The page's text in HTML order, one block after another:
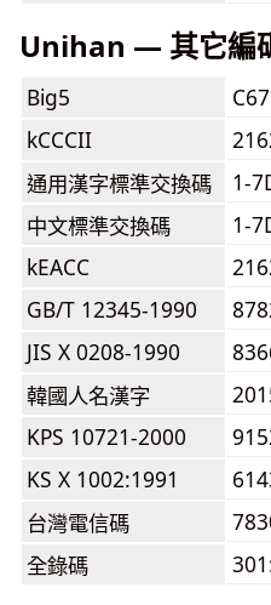
Unihan — 其它編
Big5
kCCCII
通用漢字標準交換碼
1-
中文標準交換碼
1-
kEACC
GB/T 12345-1990
JIS X 0208-1990
韓國人名漢字
KPS 10721-2000
KS X 1002:1991
台灣電信碼
全錄碼